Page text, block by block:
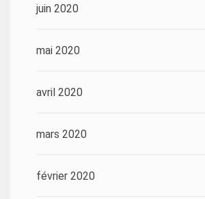
juin 2020
mai 2020
avril 2020
mars 2020
février 2020